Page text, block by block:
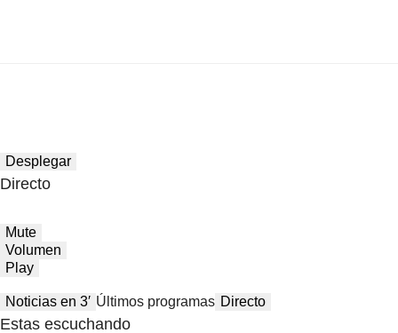
Desplegar
Directo
Mute
Volumen
Play
Noticias en 3′ Últimos programas Directo
Estas escuchando